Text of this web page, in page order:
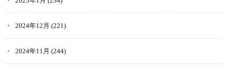
2024年12月 (221)
2024年11月 (244)